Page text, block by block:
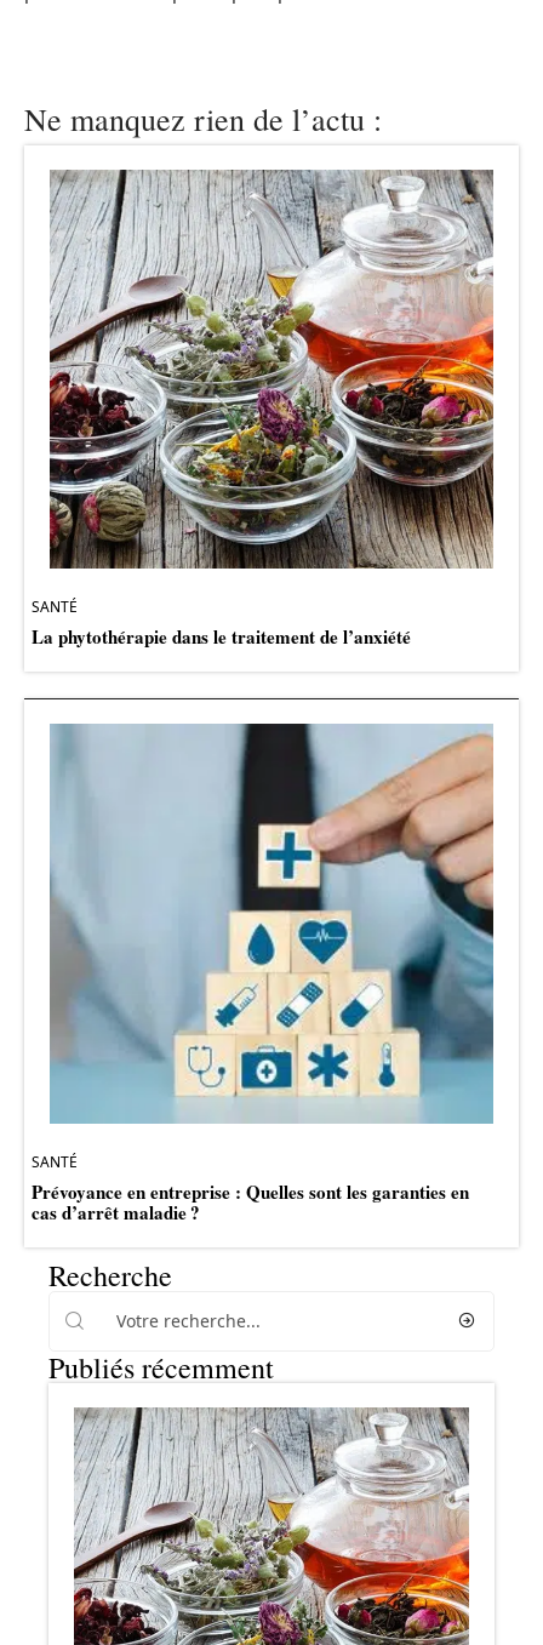
Ne manquez rien de l’actu :
SANTÉ
La phytothérapie dans le traitement de l’anxiété
SANTÉ
Prévoyance en entreprise : Quelles sont les garanties en
cas d’arrêt maladie ?
Recherche
Publiés récemment